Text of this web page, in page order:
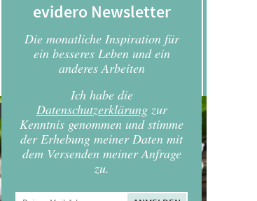
evidero Newsletter
Die monatliche Inspiration für
ein besseres Leben und ein
anderes Arbeiten
Ich habe die
Datenschutzerklärungzur
Kenntnis genommen und stimme
der Erhebung meiner Daten mit
dem Versenden meiner Anfrage
zu.